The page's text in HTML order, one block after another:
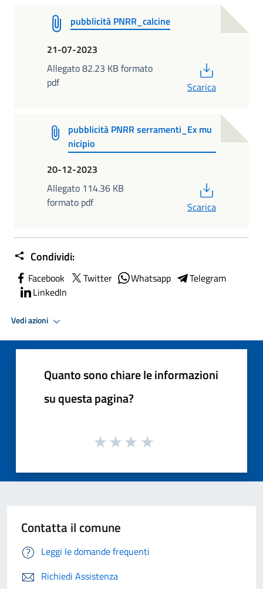
pubblicità PNRR_calcine
21-07-2023
Allegato 82.23 KB formato
pdf
Scarica
pubblicità PNRR serramenti_Ex mu
nicipio
20-12-2023
Allegato 114.36 KB
formato pdf
Scarica
Condividi:
Facebook Twitter Whatsapp
Telegram
LinkedIn
Vedi azioni
Quanto sono chiare le informazioni
su questa pagina?
Contatta il comune
Leggi le domande frequenti
Richiedi Assistenza